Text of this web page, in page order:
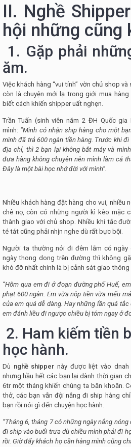
II. Nghề
hội những cũng
1. Gặp phải
ăm.
Việc khách hàng “vui tính” vờn chủ shop và
còn là chuyện mới lạ trong giới mua hàng
biết cách khiến shipper uất nghẹn.
Trần Tuấn (sinh viên năm 2 ĐH Quốc
mình: “Mình có nhận ship hàng cho một
mình đã trả 600 ngàn tiền hàng. Trước khi
địa chỉ, thì 2 bạn lại không bắt máy và
đưa hàng không chuyên nên mình làm cả
Đây là một bài học nhớ đời với mình”.
Nhiều khách hàng đặt hàng cho vui, nhiều
chê nọ, còn có những người kì kèo mặc
thành giao với chủ shop. Nhiều khi tắc
té tát cũng phải nhịn nghe dù rất bực bội.
Người ta thường nói đi đêm lắm có
ngày thong dong trên đường thì không
khó đỡ nhất chính là bị cảnh sát giao thông
“Hôm qua em đi ở đoạn đường phố Huế,
phạt 600 ngàn. Em vừa nôp tiền vừa mếu
của em quá dễ dàng. Hay những lần quá
em đánh liều đi ngược chiều bị tóm ngay ở
2. Ham kiếm tiền
học hành.
Dù nghề shipper này được liệt vào
nhưng hầu hết các bạn lại dành thời gian
6tr một tháng khiến chúng ta băn khoăn.
thở, các bạn vẫn đội nắng đi ship hàng
bạn rồi nói gì đến chuyện học hành.
“Tháng 6, tháng 7 có những ngày nắng
đi ship vào buổi trưa dù chiều mình phải đi
rồi. Giờ đấy khách họ cần hàng mình cũng